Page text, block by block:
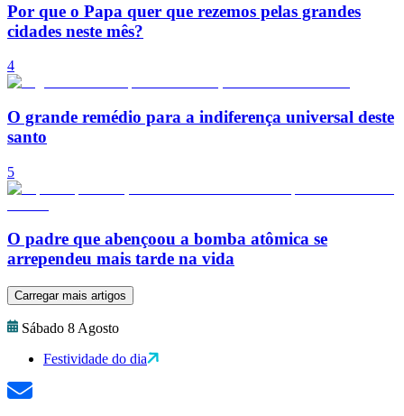
Por que o Papa quer que rezemos pelas grandes
cidades neste mês?
4
O grande remédio para a indiferença universal deste
santo
5
O padre que abençoou a bomba atômica se
arrependeu mais tarde na vida
Carregar mais artigos
Sábado 8 Agosto
Festividade do dia